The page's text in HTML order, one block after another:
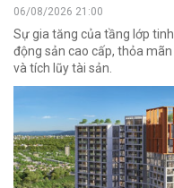
06/08/2026 21:00
Sự gia tăng của tầng lớp
động sản cao cấp, thỏa
và tích lũy tài sản.